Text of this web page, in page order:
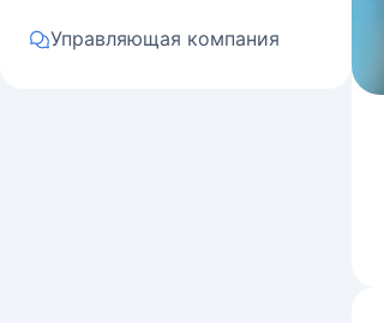
Управляющая компания